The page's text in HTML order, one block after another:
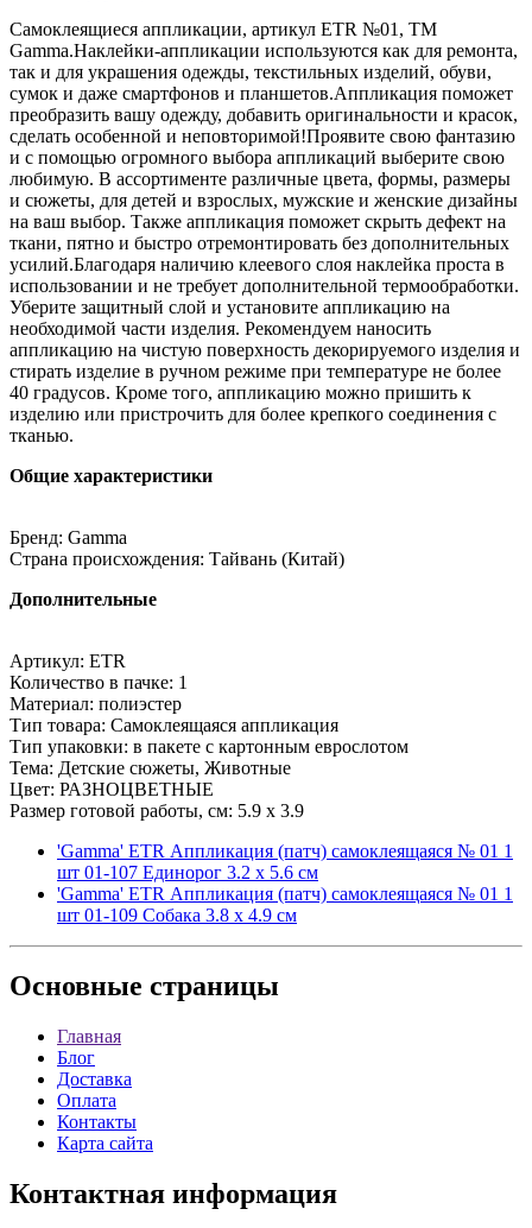
Самоклеящиеся аппликации, артикул ETR №01, ТМ
Gamma.Наклейки-аппликации используются как для ремонта,
так и для украшения одежды, текстильных изделий, обуви,
сумок и даже смартфонов и планшетов.Аппликация поможет
преобразить вашу одежду, добавить оригинальности и красок,
сделать особенной и неповторимой!Проявите свою фантазию
и с помощью огромного выбора аппликаций выберите свою
любимую. В ассортименте различные цвета, формы, размеры
и сюжеты, для детей и взрослых, мужские и женские дизайны
на ваш выбор. Также аппликация поможет скрыть дефект на
ткани, пятно и быстро отремонтировать без дополнительных
усилий.Благодаря наличию клеевого слоя наклейка проста в
использовании и не требует дополнительной термообработки.
Уберите защитный слой и установите аппликацию на
необходимой части изделия. Рекомендуем наносить
аппликацию на чистую поверхность декорируемого изделия и
стирать изделие в ручном режиме при температуре не более
40 градусов. Кроме того, аппликацию можно пришить к
изделию или пристрочить для более крепкого соединения с
тканью.
Общие характеристики
Бренд: Gamma
Страна происхождения: Тайвань (Китай)
Дополнительные
Артикул: ETR
Количество в пачке: 1
Материал: полиэстер
Тип товара: Самоклеящаяся аппликация
Тип упаковки: в пакете с картонным еврослотом
Тема: Детские сюжеты, Животные
Цвет: РАЗНОЦВЕТНЫЕ
Размер готовой работы, см: 5.9 x 3.9
'Gamma' ETR Аппликация (патч) самоклеящаяся № 01 1
шт 01-107 Единорог 3.2 х 5.6 см
'Gamma' ETR Аппликация (патч) самоклеящаяся № 01 1
шт 01-109 Собака 3.8 х 4.9 см
Основные страницы
Главная
Блог
Доставка
Оплата
Контакты
Карта сайта
Контактная информация